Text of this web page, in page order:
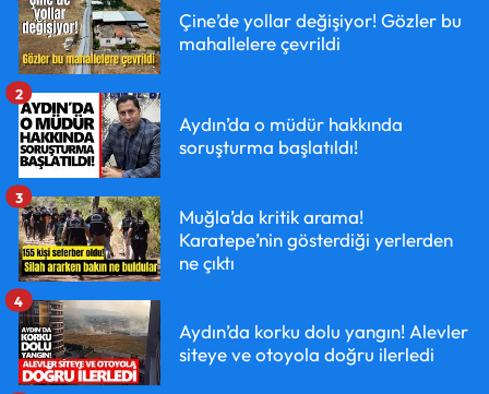
Çine’de yollar değişiyor! Gözler bu
mahallelere çevrildi
Aydın’da o müdür hakkında
soruşturma başlatıldı!
2
Muğla’da kritik arama!
Karatepe’nin gösterdiği yerlerden
ne çıktı
3
Aydın’da korku dolu yangın! Alevler
siteye ve otoyola doğru ilerledi
4